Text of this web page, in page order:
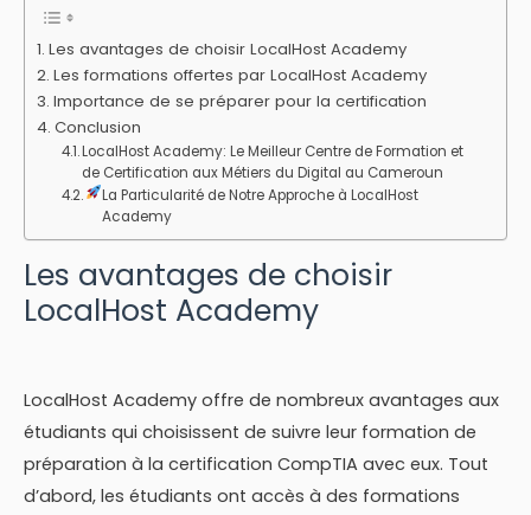
Les avantages de choisir LocalHost Academy
Les formations offertes par LocalHost Academy
Importance de se préparer pour la certification
Conclusion
LocalHost Academy: Le Meilleur Centre de Formation et
de Certification aux Métiers du Digital au Cameroun
La Particularité de Notre Approche à LocalHost
Academy
Les avantages de choisir
LocalHost Academy
LocalHost Academy offre de nombreux avantages aux
étudiants qui choisissent de suivre leur formation de
préparation à la certification CompTIA avec eux. Tout
d’abord, les étudiants ont accès à des formations